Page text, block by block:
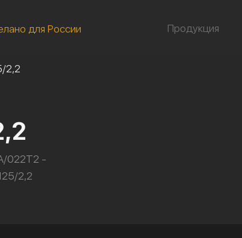
для России Продукция
2,2
022Т2 -
2,2